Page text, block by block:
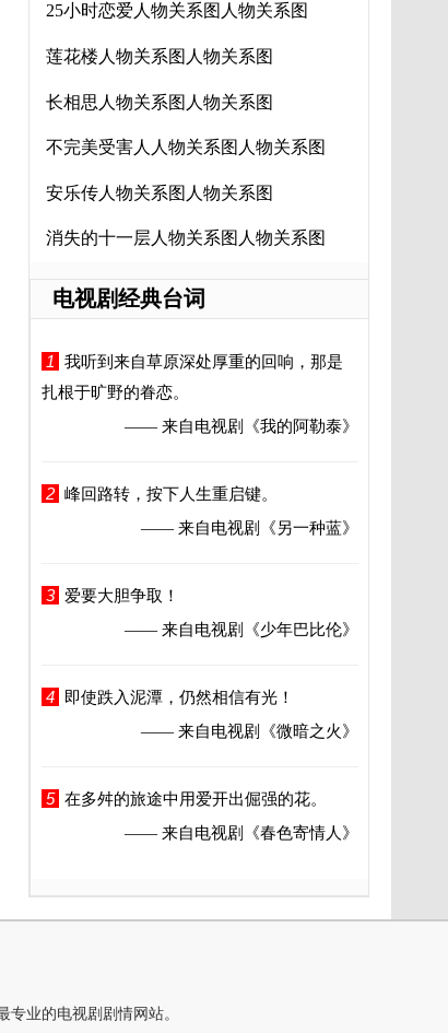
25小时恋爱人物关系图人物关系图
莲花楼人物关系图人物关系图
长相思人物关系图人物关系图
不完美受害人人物关系图人物关系图
安乐传人物关系图人物关系图
消失的十一层人物关系图人物关系图
电视剧经典台词
1
我听到来自草原深处厚重的回响，那是
扎根于旷野的眷恋。
—— 来自电视剧
《我的阿勒泰》
2 峰回路转，按下人生重启键。
—— 来自电视剧
《另一种蓝》
3
爱要大胆争取！
—— 来自电视剧
《少年巴比伦》
4
即使跌入泥潭，仍然相信有光！
—— 来自电视剧
《微暗之火》
5 在多舛的旅途中用爱开出倔强的花。
—— 来自电视剧
《春色寄情人》
业的电视剧剧情网站。